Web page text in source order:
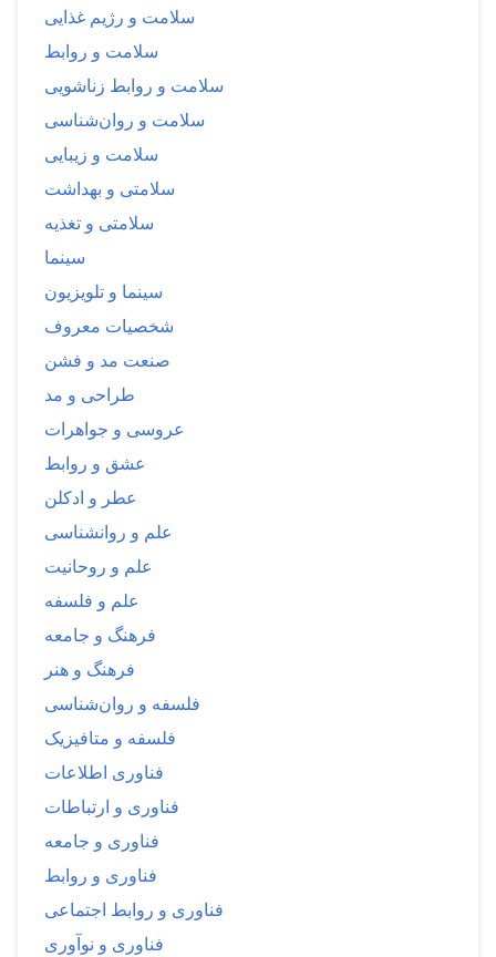
سلامت و رژیم غذایی
سلامت و روابط
سلامت و روابط زناشویی
سلامت و روان‌شناسی
سلامت و زیبایی
سلامتی و بهداشت
سلامتی و تغذیه
سینما
سینما و تلویزیون
شخصیات معروف
صنعت مد و فشن
طراحی و مد
عروسی و جواهرات
عشق و روابط
عطر و ادکلن
علم و روانشناسی
علم و روحانیت
علم و فلسفه
فرهنگ و جامعه
فرهنگ و هنر
فلسفه و روان‌شناسی
فلسفه و متافیزیک
فناوری اطلاعات
فناوری و ارتباطات
فناوری و جامعه
فناوری و روابط
فناوری و روابط اجتماعی
فناوری و نوآوری